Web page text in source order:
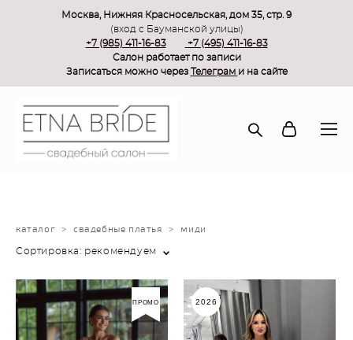
Москва, Нижняя Красносельская, дом 35, стр. 9
(вход с Бауманской улицы)
+7 (985) 411-16-83
+7 (495) 411-16-83
Салон работает по записи
Записаться можно через Телеграм и на сайте
каталог > свадебные платья > миди
Сортировка: рекомендуем
ПРОМО 2026